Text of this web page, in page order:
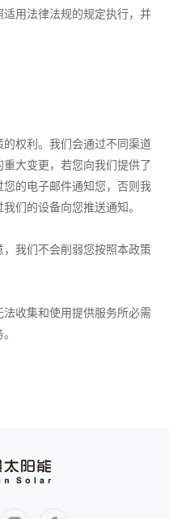
用法律法规的规定执行，并
权利。我们会通过不同渠道
大变更，若您向我们提供了
的电子邮件通知您，否则我
们的设备向您推送通知。
我们不会削弱您按照本政策
收集和使用提供服务所必需